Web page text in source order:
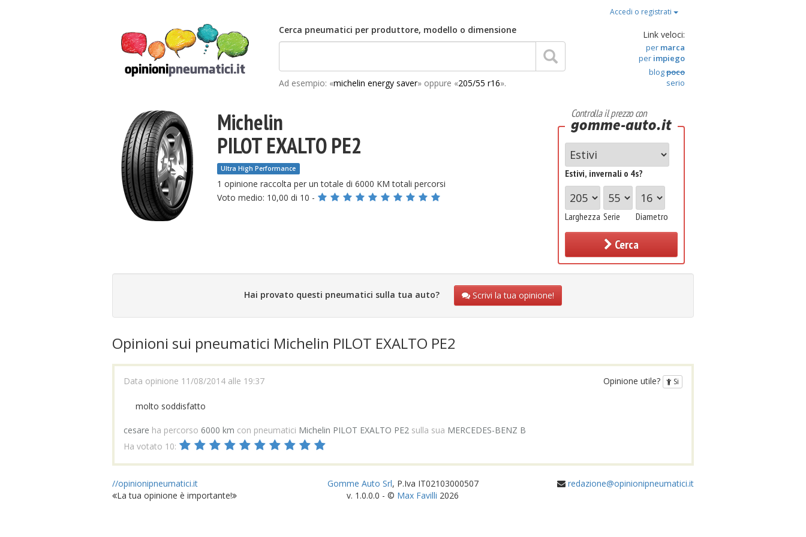
Accedi o registrati
Cerca pneumatici per produttore, modello o dimensione
Ad esempio: «michelin energy saver» oppure «205/55 r16».
Link veloci:
per marca
per impiego
blogpoco
serio
Michelin
PILOT EXALTO PE2
Ultra High Performance
1 opinione raccolta per un totale di 6000 KM totali percorsi
Voto medio: 10,00 di 10 -
Controlla il prezzo con
gomme-auto.it
Estivi, invernali o 4s?
Larghezza Serie Diametro
Cerca
Hai provato questi pneumatici sulla tua auto? Scrivi la tua opinione!
Opinioni sui pneumatici Michelin PILOT EXALTO PE2
Data opinione 11/08/2014 alle 19:37 Opinione utile? Si
molto soddisfatto
cesare ha percorso 6000 km con pneumatici Michelin PILOT EXALTO PE2 sulla sua MERCEDES-BENZ B
Ha votato 10:
//opinionipneumatici.it
La tua opinione è importante!
Gomme Auto Srl, P.Iva IT02103000507
v. 1.0.0.0 - © Max Favilli 2026
redazione@opinionipneumatici.it